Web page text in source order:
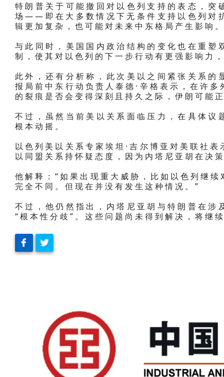
特朗普关于可能撤回对以色列支持的表态，
场——即在大多数情况下无条件支持以色列对
辑更加复杂，也可能对未来中东格局产生影响
与此同时，美国国内政治结构的变化也在重
制，使其对以色列的下一步行动有更强影响力
此外，还有分析称，此次美以之间紧张关系
报局前中东行动负责人泰德·辛格表示，在许
的裂痕是否会变得深刻且持久之际，伊朗可能
不过，虽然当前美以关系面临压力，在具体
根本动摇。
以色列美以关系专家埃坦·吉尔博亚对美联社
以同盟关系持怀疑态度，因为内塔尼亚胡在决
他解释：“如果出现重大威胁，比如以色列继
完全不同。但现在并没有发生这种情况。”
不过，他仍然指出，内塔尼亚胡与特朗普在
“根本性分歧”。这些问题尚未得到解决，将继